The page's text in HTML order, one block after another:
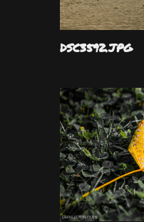
DSC3592.JPG